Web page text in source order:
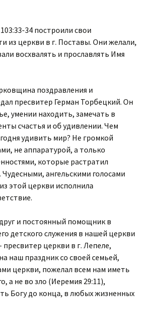
34 построили свои
из церкви в г. Поставы. Они желали,
восхвалять и прославлять Имя
поздравления и
пресвитер Герман Торбецкий. Он
умении находить, замечать в
счастья и об удивлении. Чем
удивить мир? Не громкой
не аппаратурой, а только
которые растратил
ангельскими голосами
этой церкви исполнила
и постоянный помощник в
детского служения в нашей церкви
пресвитер церкви в г. Лепеле,
наш праздник со своей семьей,
церкви, пожелал всем нам иметь
а не во зло (Иеремия 29:11),
Богу до конца, в любых жизненных